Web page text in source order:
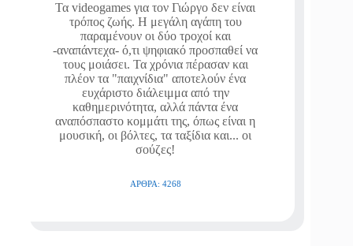
Τα videogames για τον Γιώργο δεν είναι
τρόπος ζωής. Η μεγάλη αγάπη του
παραμένουν οι δύο τροχοί και
-αναπάντεχα- ό,τι ψηφιακό προσπαθεί να
τους μοιάσει. Τα χρόνια πέρασαν και
πλέον τα "παιχνίδια" αποτελούν ένα
ευχάριστο διάλειμμα από την
καθημερινότητα, αλλά πάντα ένα
αναπόσπαστο κομμάτι της, όπως είναι η
μουσική, οι βόλτες, τα ταξίδια και... οι
σούζες!
ΆΡΘΡΑ: 4268